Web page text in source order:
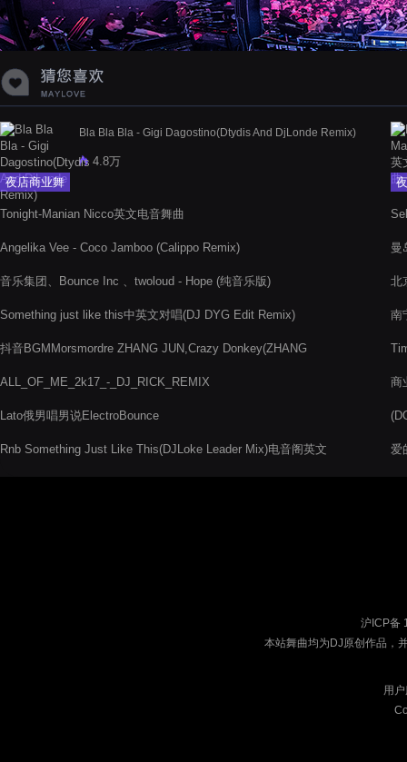
夜店商业舞
曲
Bla Bla Bla - Gigi Dagostino(Dtydis And DjLonde Remix)
4.8万
Tonight-Manian Nicco英文电音舞曲
Angelika Vee - Coco Jamboo (Calippo Remix)
音乐集团、Bounce Inc 、twoloud - Hope (纯音乐版)
Something just like this中英文对唱(DJ DYG Edit Remix)
抖音BGMMorsmordre ZHANG JUN,Crazy Donkey(ZHANG
ALL_OF_ME_2k17_-_DJ_RICK_REMIX
Lato俄男唱男说ElectroBounce
Rnb Something Just Like This(DJLoke Leader Mix)电音阁英文
曼
北
南
商
爱
沪ICP备
本站舞曲均为DJ原创作品，
用